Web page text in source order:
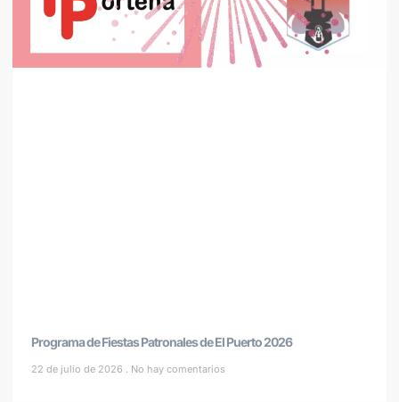
Programa de Fiestas Patronales de El Puerto 2026
22 de julio de 2026 No hay comentarios